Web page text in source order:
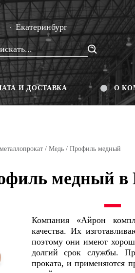
Екатеринбург
И ДОСТАВКА О
/ Медь/ Профиль медный
медный в
Компания «Айрон
качества. Их
поэтому они имеют
долгий срок службы.
проката, и применяются